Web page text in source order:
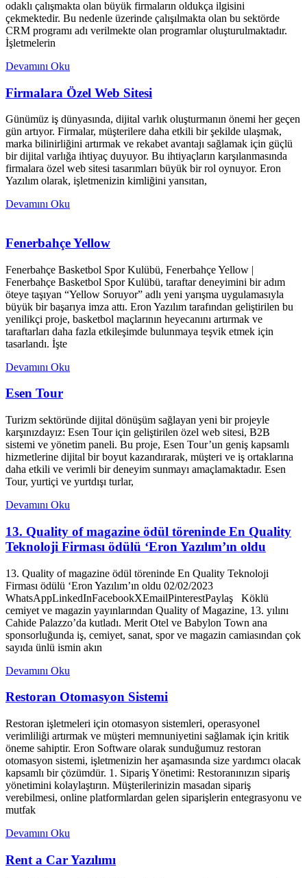
odaklı çalışmakta olan büyük firmaların oldukça ilgisini
çekmektedir. Bu nedenle üzerinde çalışılmakta olan bu sektörde
CRM programı adı verilmekte olan programlar oluşturulmaktadır.
İşletmelerin
Devamını Oku
Firmalara Özel Web Sitesi
Günümüz iş dünyasında, dijital varlık oluşturmanın önemi her geçen
gün artıyor. Firmalar, müşterilere daha etkili bir şekilde ulaşmak,
marka bilinirliğini artırmak ve rekabet avantajı sağlamak için güçlü
bir dijital varlığa ihtiyaç duyuyor. Bu ihtiyaçların karşılanmasında
firmalara özel web sitesi tasarımları büyük bir rol oynuyor. Eron
Yazılım olarak, işletmenizin kimliğini yansıtan,
Devamını Oku
Fenerbahçe Yellow
Fenerbahçe Basketbol Spor Kulübü, Fenerbahçe Yellow |
Fenerbahçe Basketbol Spor Kulübü, taraftar deneyimini bir adım
öteye taşıyan “Yellow Soruyor” adlı yeni yarışma uygulamasıyla
büyük bir başarıya imza attı. Eron Yazılım tarafından geliştirilen bu
yenilikçi proje, basketbol maçlarının heyecanını artırmak ve
taraftarları daha fazla etkileşimde bulunmaya teşvik etmek için
tasarlandı. İşte
Devamını Oku
Esen Tour
Turizm sektöründe dijital dönüşüm sağlayan yeni bir projeyle
karşınızdayız: Esen Tour için geliştirilen özel web sitesi, B2B
sistemi ve yönetim paneli. Bu proje, Esen Tour’un geniş kapsamlı
hizmetlerine dijital bir boyut kazandırarak, müşteri ve iş ortaklarına
daha etkili ve verimli bir deneyim sunmayı amaçlamaktadır. Esen
Tour, yurtiçi ve yurtdışı turlar,
Devamını Oku
13. Quality of magazine ödül töreninde En Quality
Teknoloji Firması ödülü ‘Eron Yazılım’ın oldu
13. Quality of magazine ödül töreninde En Quality Teknoloji
Firması ödülü ‘Eron Yazılım’ın oldu 02/02/2023
WhatsAppLinkedInFacebookXEmailPinterestPaylaş Köklü
cemiyet ve magazin yayınlarından Quality of Magazine, 13. yılını
Cahide Palazzo’da kutladı. Merit Otel ve Babylon Town ana
sponsorluğunda iş, cemiyet, sanat, spor ve magazin camiasından çok
sayıda ünlü ismin akın
Devamını Oku
Restoran Otomasyon Sistemi
Restoran işletmeleri için otomasyon sistemleri, operasyonel
verimliliği artırmak ve müşteri memnuniyetini sağlamak için kritik
öneme sahiptir. Eron Software olarak sunduğumuz restoran
otomasyon sistemi, işletmenizin her aşamasında size yardımcı olacak
kapsamlı bir çözümdür. 1. Sipariş Yönetimi: Restoranınızın sipariş
yönetimini kolaylaştırın. Müşterilerinizin masadan sipariş
verebilmesi, online platformlardan gelen siparişlerin entegrasyonu ve
mutfak
Devamını Oku
Rent a Car Yazılımı